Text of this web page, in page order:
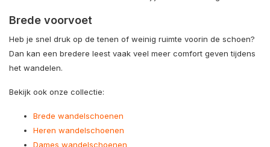
Brede voorvoet
Heb je snel druk op de tenen of weinig ruimte voorin de schoen?
Dan kan een bredere leest vaak veel meer comfort geven tijdens
het wandelen.
Bekijk ook onze collectie:
Brede wandelschoenen
Heren wandelschoenen
Dames wandelschoenen